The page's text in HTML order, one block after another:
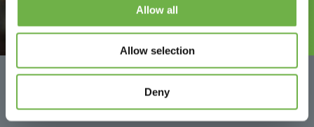
Allow all
Allow selection
Deny
Möchten Sie mehr erfahren?